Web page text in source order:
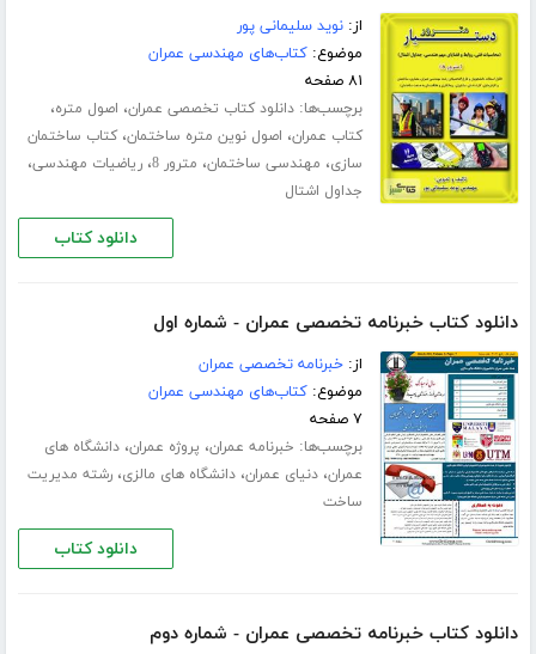
از:نوید سلیمانی پور
موضوع:کتاب‌های مهندسی عمران
۸۱ صفحه
برچسب‌ها:دانلود کتاب تخصصی عمران، اصول متره،
کتاب عمران، اصول نوین متره ساختمان،کتاب ساختمان
سازی، مهندسی ساختمان، مترور 8 ،ریاضیات مهندسی،
جداول اشتال
دانلود کتاب
دانلود کتاب خبرنامه تخصصی عمران - شماره اول
از:خبرنامه تخصصی عمران
موضوع:کتاب‌های مهندسی عمران
۷ صفحه
برچسب‌ها: خبرنامه عمران، پروژه عمران،دانشگاه های
عمران،دنیای عمران،دانشگاه های مالزی،رشته مدیریت
ساخت
دانلود کتاب
دانلود کتاب خبرنامه تخصصی عمران - شماره دوم